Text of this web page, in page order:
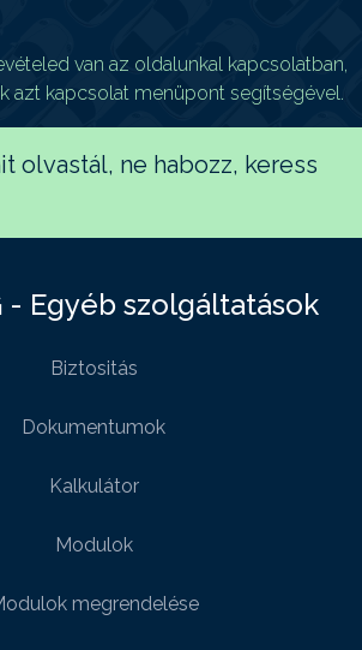
van az oldalunkal kapcsolatban,
azt kapcsolat menüpont segítségével.
olvastál, ne habozz, keress
- Egyéb szolgáltatások
Biztositás
Dokumentumok
Kalkulátor
Modulok
megrendelése